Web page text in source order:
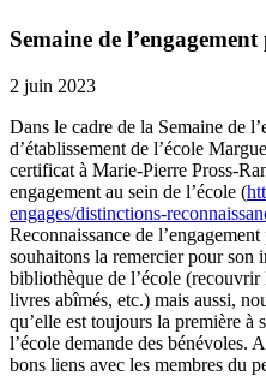
Semaine de
2 juin 2023
Dans le cadre de la Semaine de
d’établissement de l’école
certificat à Marie-Pierre Pross-
engagement au sein de l’école (
engages/distinctions-
Reconnaissance de
souhaitons la remercier pour son
bibliothèque de l’école
livres abîmés, etc.) mais aussi,
qu’elle est toujours la première à
l’école demande des bénévoles.
bons liens avec les membres du